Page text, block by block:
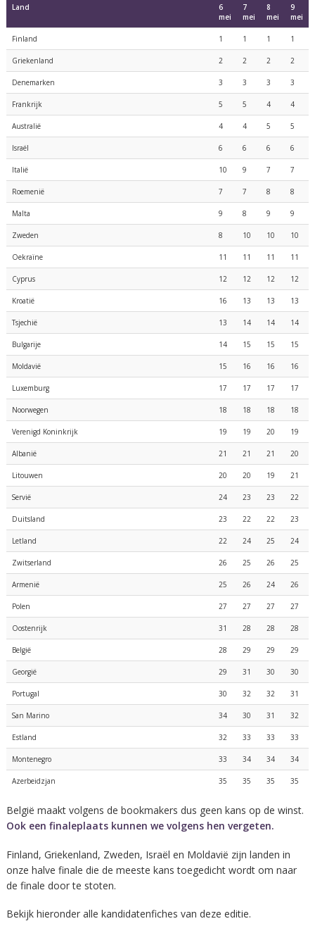
Land
6
mei
7
mei
8
mei
9
mei
Finland 1 1 1 1
Griekenland 2 2 2 2
Denemarken 3 3 3 3
Frankrijk 5 5 4 4
Australië 4 4 5 5
Israël 6 6 6 6
Italië 10 9 7 7
Roemenië 7 7 8 8
Malta 9 8 9 9
Zweden 8 10 10 10
Oekraïne 11 11 11 11
Cyprus 12 12 12 12
Kroatië 16 13 13 13
Tsjechië 13 14 14 14
Bulgarije 14 15 15 15
Moldavië 15 16 16 16
Luxemburg 17 17 17 17
Noorwegen 18 18 18 18
Verenigd Koninkrijk 19 19 20 19
Albanië 21 21 21 20
Litouwen 20 20 19 21
Servië 24 23 23 22
Duitsland 23 22 22 23
Letland 22 24 25 24
Zwitserland 26 25 26 25
Armenië 25 26 24 26
Polen 27 27 27 27
Oostenrijk 31 28 28 28
België 28 29 29 29
Georgië 29 31 30 30
Portugal 30 32 32 31
San Marino 34 30 31 32
Estland 32 33 33 33
Montenegro 33 34 34 34
Azerbeidzjan 35 35 35 35
België maakt volgens de bookmakers dus geen kans op de winst.
Ook een finaleplaats kunnen we volgens hen vergeten.
Finland, Griekenland, Zweden, Israël en Moldavië zijn landen in
onze halve finale die de meeste kans toegedicht wordt om naar
de finale door te stoten.
Bekijk hieronder alle kandidatenfiches van deze editie.